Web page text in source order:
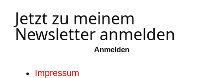
Jetzt zu meinem
Newsletter anmelden
Anmelden
Impressum